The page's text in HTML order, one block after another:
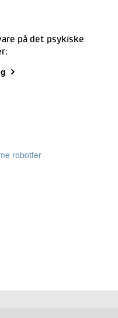
på det psykiske
robotter